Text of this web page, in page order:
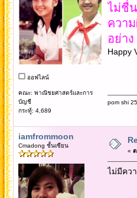
ออฟไลน์
คณะ: พาณิชยศาสตร์และการ
บัญชี
กระทู้: 4,689
ไม่ชื่
ควา
อย่าง
Happy
pom shi
iamfrommoon
Cmadong ชั้นเซียน
«
ไม่มีคว